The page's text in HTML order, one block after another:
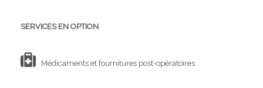
SERVICES EN OPTION
Médicaments et fournitures post-opératoires